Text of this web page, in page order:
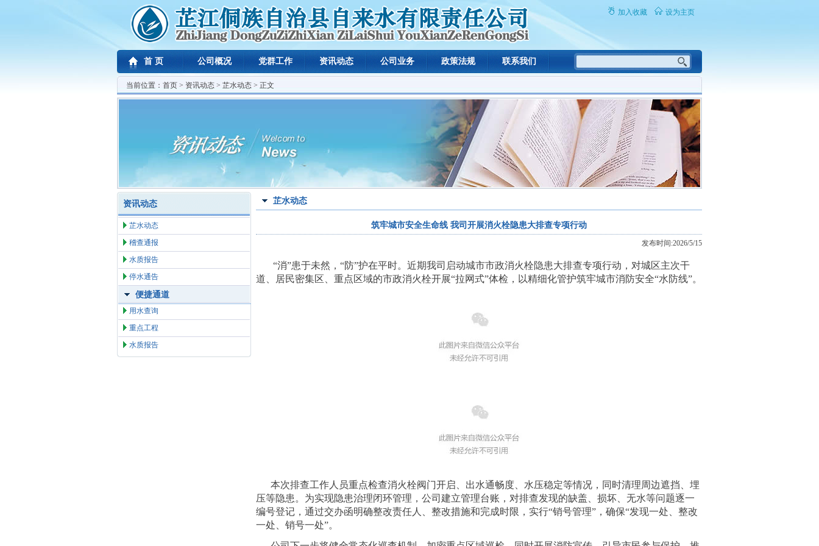
设为主页
加入收藏
首 页 公司概况 党群工作 资讯动态 公司业务 政策法规 联系我们
当前位置： 首页 > 资讯动态 > 芷水动态 > 正文
资讯动态
芷水动态
稽查通报
水质报告
停水通告
便捷通道
用水查询
重点工程
水质报告
芷水动态
筑牢城市安全生命线 我司开展消火栓隐患大排查专项行动
发布时间:2026/5/15
“消”患于未然，“防”护在平时。近期我司启动城市市政消火栓隐患大排查专项行动，对城区主次干
道、居民密集区、重点区域的市政消火栓开展“拉网式”体检，以精细化管护筑牢城市消防安全“水防线”。
本次排查工作人员重点检查消火栓阀门开启、出水通畅度、水压稳定等情况，同时清理周边遮挡、埋
压等隐患。为实现隐患治理闭环管理，公司建立管理台账，对排查发现的缺盖、损坏、无水等问题逐一
编号登记，通过交办函明确整改责任人、整改措施和完成时限，实行“销号管理”，确保“发现一处、整改
一处、销号一处”。